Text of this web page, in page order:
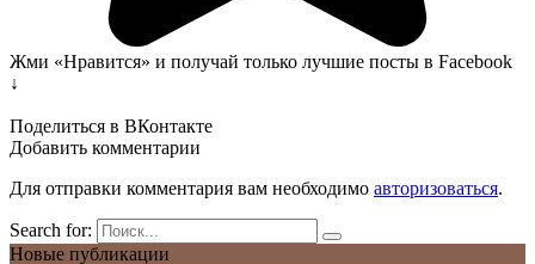
Жми «Нравится» и получай только лучшие посты в Facebook
↓
Поделиться в ВКонтакте
Добавить комментарии
Для отправки комментария вам необходимо авторизоваться.
Search for:
Новые публикации